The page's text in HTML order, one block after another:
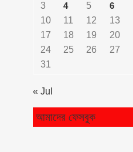
3
4 5 6
10
11 12 13
17
18 19 20
24
25 26 27
31
« Jul
আমাদের ফেসবুক